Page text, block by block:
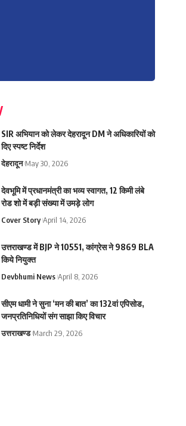
SIR अभियान को लेकर देहरादून DM ने अधिकारियों को
दिए स्पष्ट निर्देश
देहरादून May 30, 2026
देवभूमि में प्रधानमंत्री का भव्य स्वागत, 12 किमी लंबे
रोड शो में बड़ी संख्या में उमड़े लोग
Cover Story April 14, 2026
उत्तराखण्ड में BJP ने 10551, कांग्रेस ने 9869 BLA
किये नियुक्त
Devbhumi News April 8, 2026
सीएम धामी ने सुना ‘मन की बात’ का 132वां एपिसोड,
जनप्रतिनिधियों संग साझा किए विचार
उत्तराखण्ड March 29, 2026